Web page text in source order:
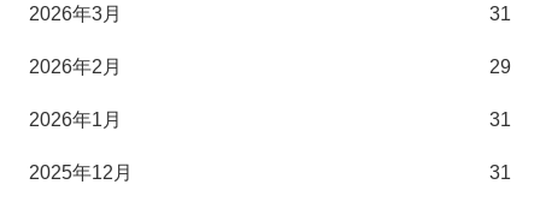
2026年3月 31
2026年2月 29
2026年1月 31
2025年12月 31